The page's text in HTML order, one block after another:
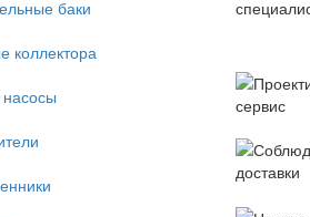
баки
коллектора